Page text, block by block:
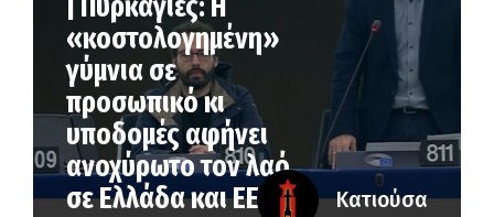
«κοστολογημένη»
γύμνια σε
προσωπικό κι
υποδομές αφήνει
ανοχύρωτο τον λαό
σε Ελλάδα και ΕΕ
Κατιούσα